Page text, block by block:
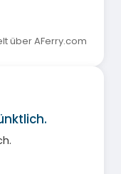
über AFerry.com